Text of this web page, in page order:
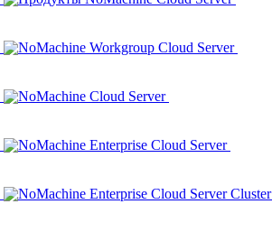
NoMachine Workgroup Cloud Server
NoMachine Cloud Server
NoMachine Enterprise Cloud Server
NoMachine Enterprise Cloud Server Cluster